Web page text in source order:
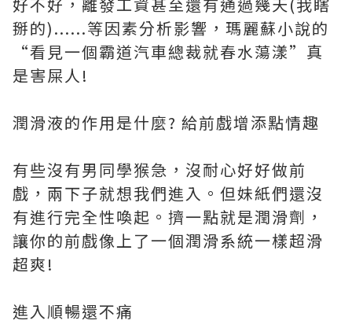
好不好，離發工資甚至還有通過幾天(我瞎
掰的)......等因素分析影響，瑪麗蘇小說的
“看見一個霸道汽車總裁就春水蕩漾”真
是害屎人!
潤滑液的作用是什麼? 給前戲增添點情趣
有些沒有男同學猴急，沒耐心好好做前
戲，兩下子就想我們進入。但妹紙們還沒
有進行完全性喚起。擠一點就是潤滑劑，
讓你的前戲像上了一個潤滑系統一樣超滑
超爽!
進入順暢還不痛